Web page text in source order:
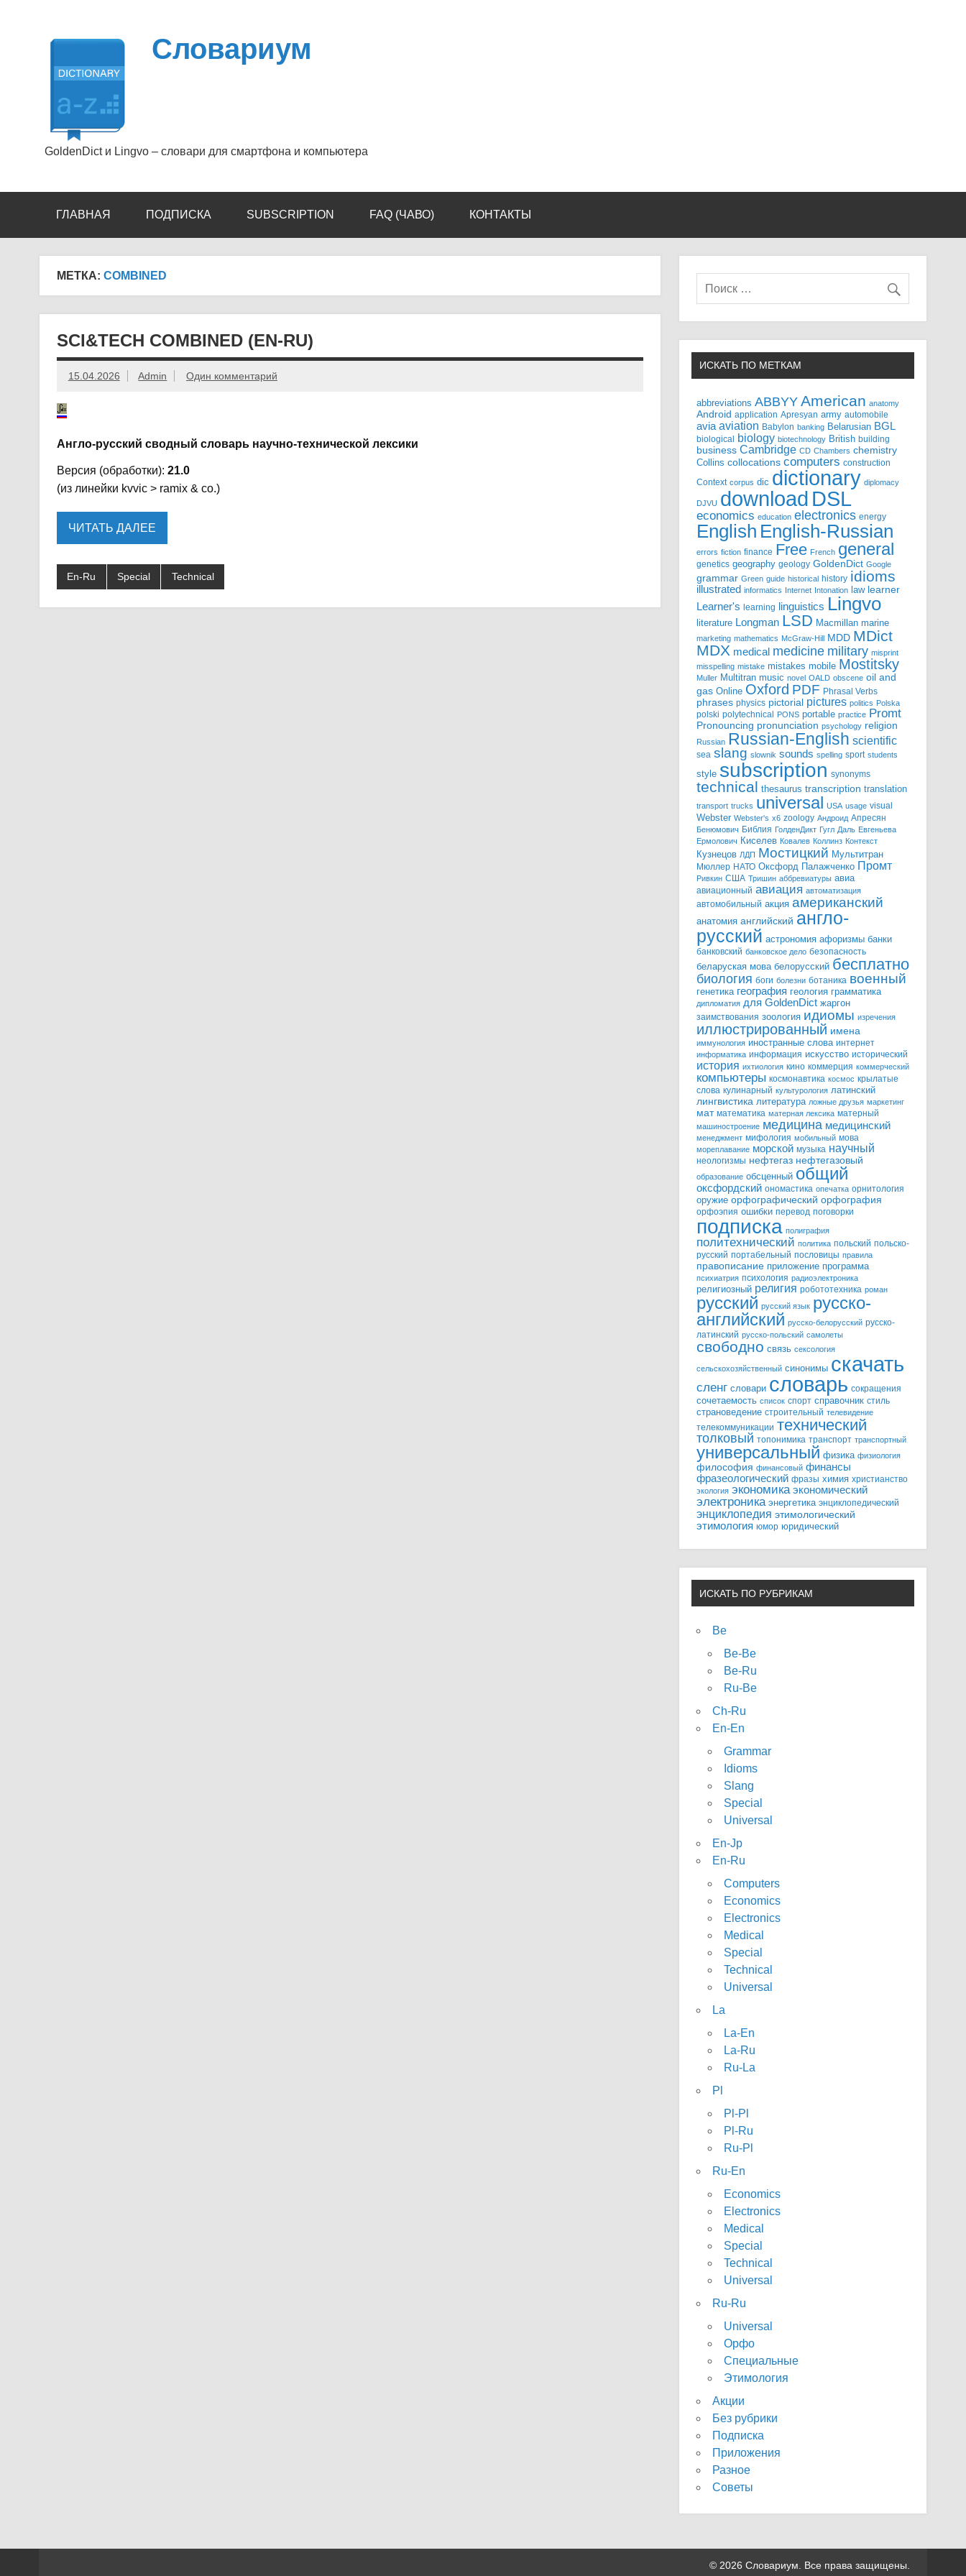
Словариум
GoldenDict и Lingvo – словари для смартфона и компьютера
ГЛАВНАЯ ПОДПИСКА SUBSCRIPTION FAQ (ЧАВО) КОНТАКТЫ
МЕТКА: COMBINED
SCI&TECH COMBINED (EN-RU)
15.04.2026 Admin Один комментарий
Англо-русский сводный словарь научно-технической лексики
Версия (обработки): 21.0
(из линейки kvvic > ramix & co.)
ЧИТАТЬ ДАЛЕЕ
En-Ru Special Technical
ИСКАТЬ ПО МЕТКАМ
abbreviations ABBYY American anatomy
Android application Apresyan army automobile
avia aviation Babylon banking Belarusian BGL
biological biology biotechnology British building
business Cambridge CD Chambers chemistry
Collins collocations computers construction
Context corpus dic dictionary diplomacy
DJVU download DSL
economics education electronics energy
English English-Russian
errors fiction finance Free French general
genetics geography geology GoldenDict Google
grammar Green guide historical history idioms
illustrated informatics Internet Intonation law learner
Learner's learning linguistics Lingvo
literature Longman LSD Macmillan marine
marketing mathematics McGraw-Hill MDD MDict
MDX medical medicine military misprint
misspelling mistake mistakes mobile Mostitsky
Muller Multitran music novel OALD obscene oil and
gas Online Oxford PDF Phrasal Verbs
phrases physics pictorial pictures politics Polska
polski polytechnical PONS portable practice Promt
Pronouncing pronunciation psychology religion
Russian Russian-English scientific
sea slang slownik sounds spelling sport students
style subscription synonyms
technical thesaurus transcription translation
transport trucks universal USA usage visual
Webster Webster's x6 zoology Андроид Апресян
Бенюмович Библия ГолденДикт Гугл Даль Евгеньева
Ермолович Киселев Ковалев Коллинз Контекст
Кузнецов ЛДП Мостицкий Мультитран
Мюллер НАТО Оксфорд Палажченко Промт
Ривкин США Тришин аббревиатуры авиа
авиационный авиация автоматизация
автомобильный акция американский
анатомия английский англо-
русский астрономия афоризмы банки
банковский банковское дело безопасность
беларуская мова белорусский бесплатно
биология боги болезни ботаника военный
генетика география геология грамматика
дипломатия для GoldenDict жаргон
заимствования зоология идиомы изречения
иллюстрированный имена
иммунология иностранные слова интернет
информатика информация искусство исторический
история ихтиология кино коммерция коммерческий
компьютеры космонавтика космос крылатые
слова кулинарный культурология латинский
лингвистика литература ложные друзья маркетинг
мат математика матерная лексика матерный
машиностроение медицина медицинский
менеджмент мифология мобильный мова
мореплавание морской музыка научный
неологизмы нефтегаз нефтегазовый
образование обсценный общий
оксфордский ономастика опечатка орнитология
оружие орфографический орфография
орфоэпия ошибки перевод поговорки
подписка полиграфия
политехнический политика польский польско-
русский портабельный пословицы правила
правописание приложение программа
психиатрия психология радиоэлектроника
религиозный религия робототехника роман
русский русский язык русско-
английский русско-белорусский русско-
латинский русско-польский самолеты
свободно связь сексология
сельскохозяйственный синонимы скачать
сленг словари словарь сокращения
сочетаемость список спорт справочник стиль
страноведение строительный телевидение
телекоммуникации технический
толковый топонимика транспорт транспортный
универсальный физика физиология
философия финансовый финансы
фразеологический фразы химия христианство
экология экономика экономический
электроника энергетика энциклопедический
энциклопедия этимологический
этимология юмор юридический
ИСКАТЬ ПО РУБРИКАМ
Be
Be-Be
Be-Ru
Ru-Be
Ch-Ru
En-En
Grammar
Idioms
Slang
Special
Universal
En-Jp
En-Ru
Computers
Economics
Electronics
Medical
Special
Technical
Universal
La
La-En
La-Ru
Ru-La
Pl
Pl-Pl
Pl-Ru
Ru-Pl
Ru-En
Economics
Electronics
Medical
Special
Technical
Universal
Ru-Ru
Universal
Орфо
Специальные
Этимология
Акции
Без рубрики
Подписка
Приложения
Разное
Советы
© 2026 Словариум. Все права защищены.